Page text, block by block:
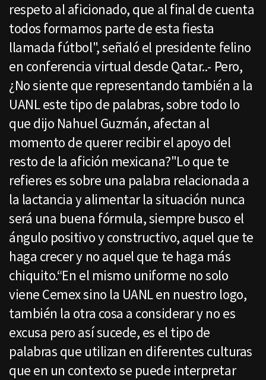
respeto al aficionado, que al final de cuenta
todos formamos parte de esta fiesta
llamada fútbol", señaló el presidente felino
en conferencia virtual desde Qatar..- Pero,
¿No siente que representando también a la
UANL este tipo de palabras, sobre todo lo
que dijo Nahuel Guzmán, afectan al
momento de querer recibir el apoyo del
resto de la afición mexicana?"Lo que te
refieres es sobre una palabra relacionada a
la lactancia y alimentar la situación nunca
será una buena fórmula, siempre busco el
ángulo positivo y constructivo, aquel que te
haga crecer y no aquel que te haga más
chiquito.“En el mismo uniforme no solo
viene Cemex sino la UANL en nuestro logo,
también la otra cosa a considerar y no es
excusa pero así sucede, es el tipo de
palabras que utilizan en diferentes culturas
que en un contexto se puede interpretar